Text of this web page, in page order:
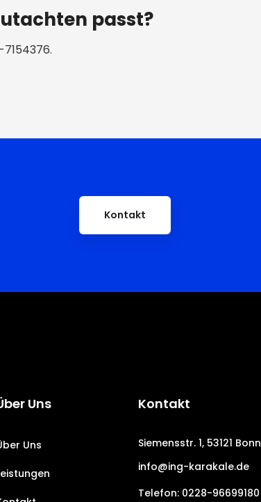
passt?
Kontakt
Uns
Uns
Kontakt
Siemensstr. 1, 53121 Bonn
info@ing-karakale.de
Telefon: 0228-96699180